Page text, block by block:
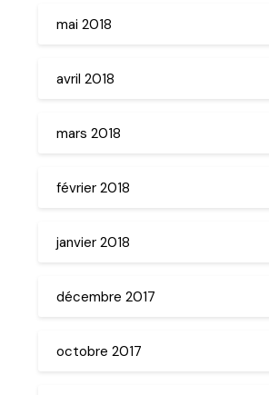
mai 2018
avril 2018
mars 2018
février 2018
janvier 2018
décembre 2017
octobre 2017